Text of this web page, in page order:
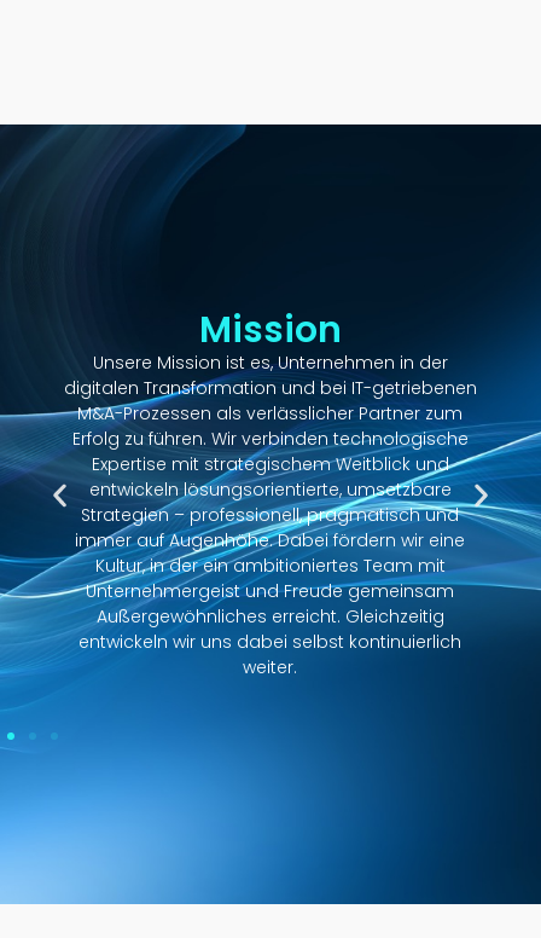
Mission
Unsere Mission ist es, Unternehmen in der
digitalen Transformation und bei IT-getriebenen
M&A-Prozessen als verlässlicher Partner zum
Erfolg zu führen. Wir verbinden technologische
Expertise mit strategischem Weitblick und
entwickeln lösungsorientierte, umsetzbare
Strategien – professionell, pragmatisch und
immer auf Augenhöhe. Dabei fördern wir eine
Kultur, in der ein ambitioniertes Team mit
Unternehmergeist und Freude gemeinsam
Außergewöhnliches erreicht. Gleichzeitig
entwickeln wir uns dabei selbst kontinuierlich
weiter.